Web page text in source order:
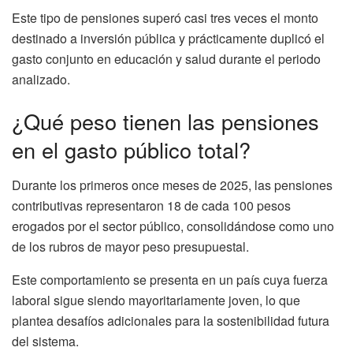
Este tipo de pensiones superó casi tres veces el monto
destinado a inversión pública y prácticamente duplicó el
gasto conjunto en educación y salud durante el periodo
analizado.
¿Qué peso tienen las pensiones
en el gasto público total?
Durante los primeros once meses de 2025, las pensiones
contributivas representaron 18 de cada 100 pesos
erogados por el sector público, consolidándose como uno
de los rubros de mayor peso presupuestal.
Este comportamiento se presenta en un país cuya fuerza
laboral sigue siendo mayoritariamente joven, lo que
plantea desafíos adicionales para la sostenibilidad futura
del sistema.